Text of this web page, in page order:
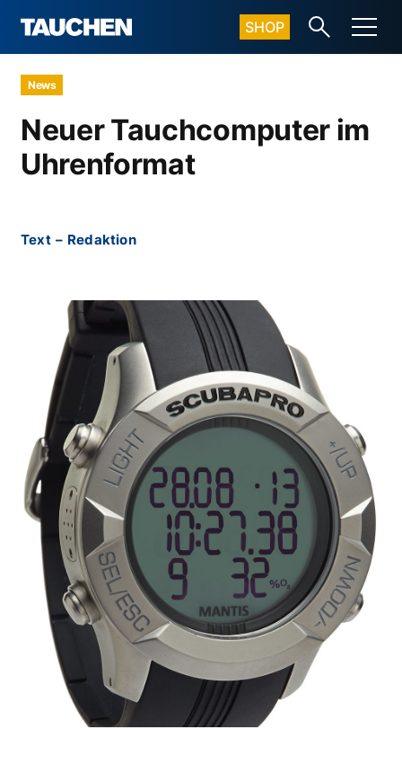
SHOP
News
Neuer Tauchcomputer im
Uhrenformat
Text – Redaktion